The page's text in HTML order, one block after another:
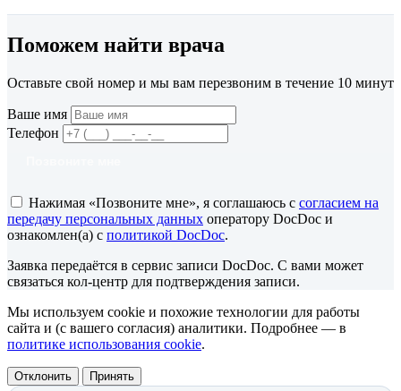
Поможем найти врача
Оставьте свой номер и мы вам перезвоним в течение 10 минут
Ваше имя
Телефон
Нажимая «Позвоните мне», я соглашаюсь с согласием на
передачу персональных данных оператору DocDoc и
ознакомлен(а) с политикой DocDoc.
Заявка передаётся в сервис записи DocDoc. С вами может
связаться кол-центр для подтверждения записи.
Мы используем cookie и похожие технологии для работы
сайта и (с вашего согласия) аналитики. Подробнее — в
политике использования cookie.
Отклонить Принять